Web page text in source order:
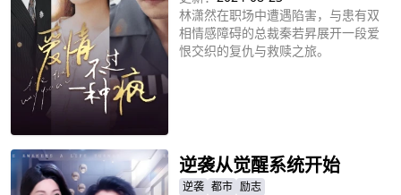
林潇然在职场中遭遇陷害，与患有双
相情感障碍的总裁秦若昇展开一段爱
恨交织的复仇与救赎之旅。
逆袭从觉醒系统开始
逆袭 都市 励志